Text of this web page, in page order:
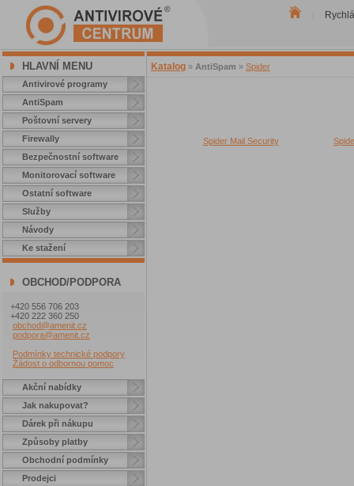
HLAVNÍ MENU
Antivirové programy
AntiSpam
Poštovní servery
Firewally
Bezpečnostní software
Monitorovací software
Ostatní software
Služby
Návody
Ke stažení
OBCHOD/PODPORA
+420 556 706 203
+420 222 360 250
obchod@amenit.cz
podpora@amenit.cz
Podmínky technické podpory
Žádost o odbornou pomoc
Akční nabídky
Jak nakupovat?
Dárek při nákupu
Způsoby platby
Obchodní podmínky
Prodejci
Katalog » AntiSpam » Spider
Spider Mail Security